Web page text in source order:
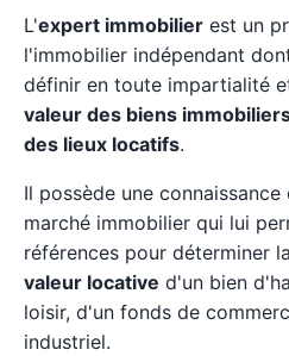
L'expert immobilier est un
l'immobilier indépendant
définir en toute impartialité
valeur des biens
des lieux locatifs.
Il possède une
marché immobilier qui lui
références pour déterminer la
valeur locative d'un bien
loisir, d'un fonds de
industriel.